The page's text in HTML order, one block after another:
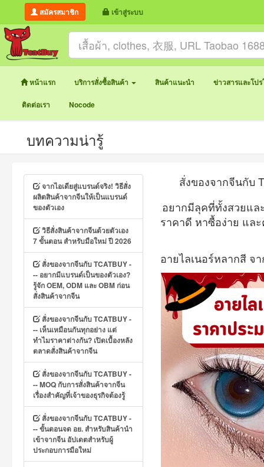
สมัครสมาชิก เข้าสู่ระบบ
หน้าแรก บริการสั่งซื้อสินค้า สินค้าแนะนำ ข่าวสารและโป
ติดต่อเรา Nocode
บทความน่ารู้
จากไอเดียสู่แบรนด์จริง! วิธีสั่ง
ผลิตสินค้าจากจีนให้เป็นแบรนด์
ของตัวเอง
วิธีสั่งสินค้าจากจีนด้วยตัวเอง
7 ขั้นตอน สำหรับมือใหม่ ปี 2026
สั่งของจากจีนกับ TCATBUY -
-- อยากมีแบรนด์เป็นของตัวเอง?
รู้จัก OEM, ODM และ OBM ก่อน
สั่งสินค้าจากจีน
สั่งของจากจีนกับ TCATBUY -
-- เห็นเหมือนกันทุกอย่าง แต่
ทำไมราคาต่างกัน? เปิดเบื้องหลัง
ตลาดสั่งสินค้าจากจีน
สั่งของจากจีนกับ TCATBUY -
-- MOQ กับการสั่งสินค้าจากจีน
เรื่องสำคัญที่เจ้าของธุรกิจต้องรู้
สั่งของจากจีนกับ TCATBUY -
-- ขั้นตอนจด อย. สำหรับสินค้านำ
เข้าจากจีน อัปเดตสำหรับผู้
ประกอบการมือใหม่
สั่งของจากจีนกับ
อยากมีลุคที่ทั้งสวยแล
ราคาดี หาซื้อง่าย แล
อายไลเนอร์หลากสี จ